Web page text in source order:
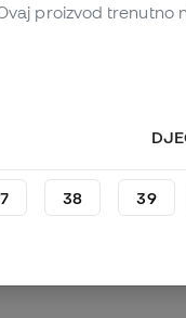
proizvod trenutno
38 39